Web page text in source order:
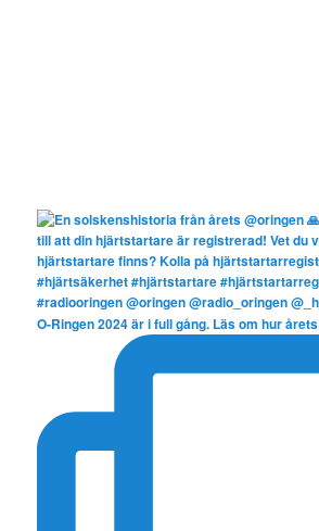
O-Ringen 2024 är i full gång. Läs om hur årets